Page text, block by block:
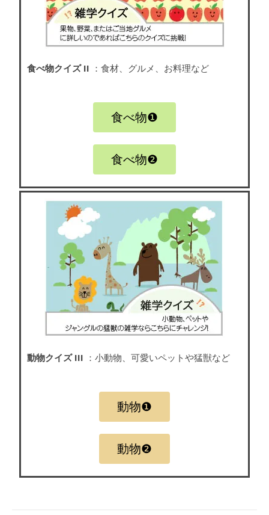
食べ物クイズ II ：食材、グルメ、お料理など
食べ物❶
食べ物❷
動物クイズ III ：小動物、可愛いペットや猛獣など
動物❶
動物❷